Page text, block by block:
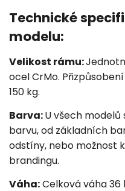
Technické
modelu:
Velikost rámu:
ocel CrMo.
150 kg.
Barva:U všech
barvu, od základních
odstíny, nebo možnost
brandingu.
Váha:Celková váha